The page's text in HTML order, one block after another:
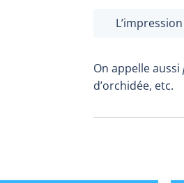
On appelle aussi
d’orchidée, etc.